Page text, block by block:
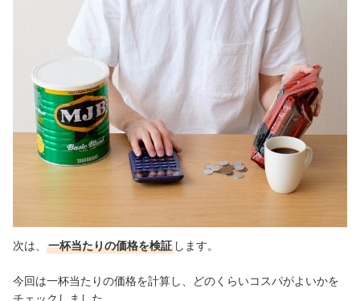
次は、 一杯当たりの価格を検証 します。
今回は一杯当たりの価格を計算し、どのくらいコスパがよいかを